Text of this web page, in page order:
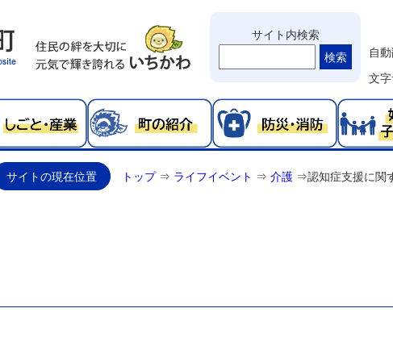
サイト内検索
検索
自
文
サイトの現在位置 トップ⇒ ライフイベント ⇒ 介護 ⇒認知症支援に関